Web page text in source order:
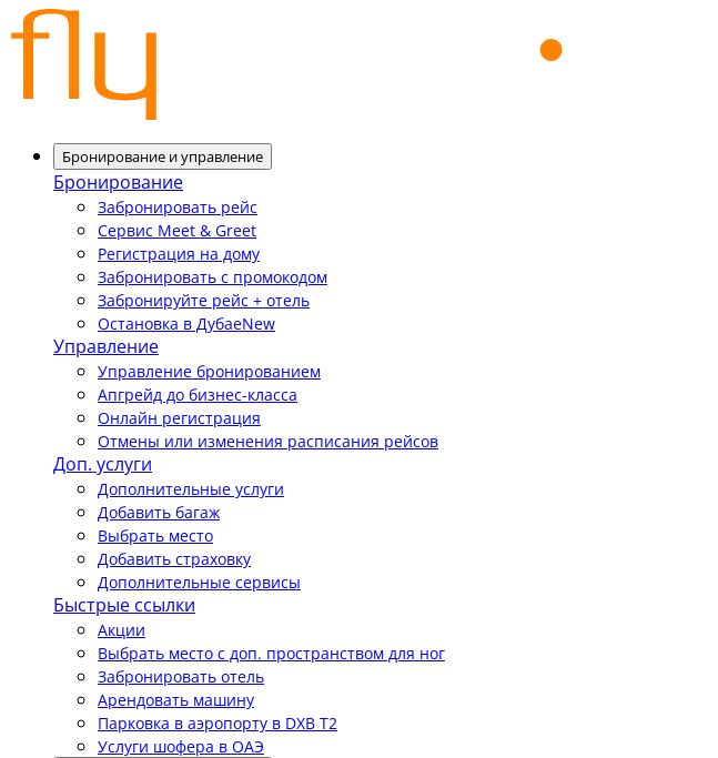
Бронирование и управление
Бронирование
Забронировать рейс
Сервис Meet & Greet
Регистрация на дому
Забронировать с промокодом
Забронируйте рейс + отель
Остановка в ДубаеNew
Управление
Управление бронированием
Апгрейд до бизнес-класса
Онлайн регистрация
Отмены или изменения расписания рейсов
Доп. услуги
Дополнительные услуги
Добавить багаж
Выбрать место
Добавить страховку
Дополнительные сервисы
Быстрые ссылки
Акции
Выбрать место с доп. пространством для ног
Забронировать отель
Арендовать машину
Парковка в аэропорту в DXB T2
Услуги шофера в ОАЭ